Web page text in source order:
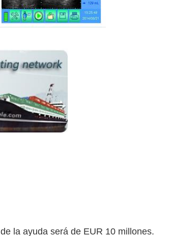
la ayuda será de EUR 10 millones.